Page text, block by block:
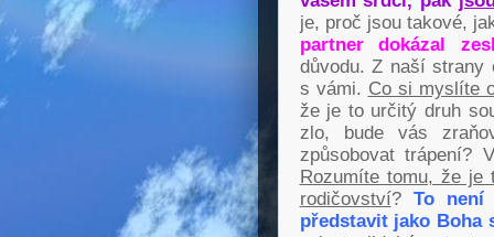
je, proč jsou takové,
partner dokázal
důvodu. Z naší strany
s vámi. Co si myslíte
že je to určitý druh
zlo, bude vás
způsobovat trápení?
Rozumíte tomu, že je
rodičovství? To
představit jako Boha